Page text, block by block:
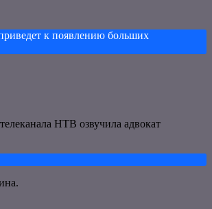
к появлению больших
НТВ озвучила адвокат